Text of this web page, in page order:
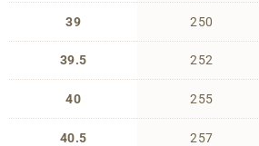
39
39.5
40
40.5
250
252
255
257